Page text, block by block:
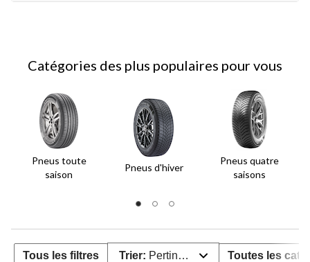
Catégories des plus populaires pour vous
Pneus toute
saison
Pneus d'hiver
Pneus quatre
saisons
Tous les filtres Trier: Pertinence Toutes les